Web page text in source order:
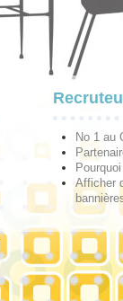
No 1 au
Afficher